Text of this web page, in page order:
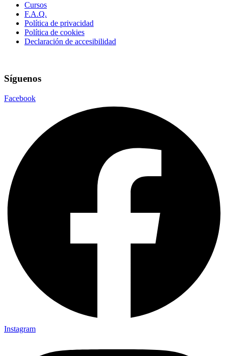
Cursos
F.A.Q.
Política de privacidad
Política de cookies
Declaración de accesibilidad
Síguenos
Facebook
Instagram